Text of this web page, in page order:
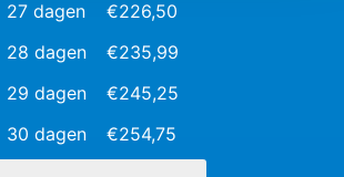
27 dagen
€226,50
28 dagen
€235,99
29 dagen
€245,25
30 dagen
€254,75